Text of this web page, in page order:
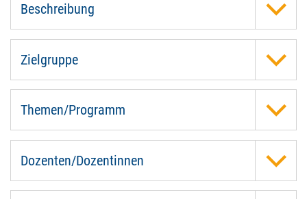
Beschreibung
Zielgruppe
Themen/Programm
Dozenten/Dozentinnen